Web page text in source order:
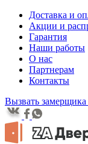
Доставка и
Акции и
Гарантия
Наши работы
О нас
Партнерам
Контакты
Вызвать замерщика